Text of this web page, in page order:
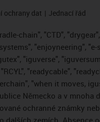
ochrany dat Jednací řád
chain", "CTD",
"enjoyneering",
"iguverse",
"readycable",
"when it moves,
Německo a v
ochranné známky
zemích. Absence